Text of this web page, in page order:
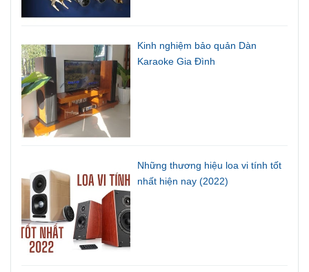
Kinh nghiệm bảo quản Dàn
Karaoke Gia Đình
Những thương hiệu loa vi tính tốt
nhất hiện nay (2022)